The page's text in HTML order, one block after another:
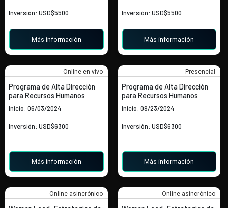
Inversión: USD$5500
Más información
Inversión: USD$5500
Más información
Programa de Alta Dirección
para Recursos Humanos
Inicio: 06/03/2024
Inversión: USD$6300
Online en vivo
Más información
Programa de Alta Dirección
para Recursos Humanos
Inicio: 09/23/2024
Inversión: USD$6300
Presencial
Más información
Online asincrónico Online asincrónico